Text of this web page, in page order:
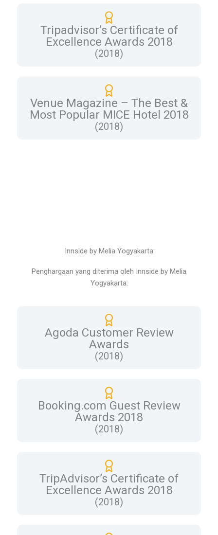
Tripadvisor’s Certificate of
Excellence Awards 2018
(2018)
Venue Magazine – The Best &
Most Popular MICE Hotel 2018
(2018)
Innside by Melia Yogyakarta
Penghargaan yang diterima oleh Innside by Melia
Yogyakarta:
Agoda Customer Review
Awards
(2018)
Booking.com Guest Review
Awards 2018
(2018)
TripAdvisor’s Certificate of
Excellence Awards 2018
(2018)